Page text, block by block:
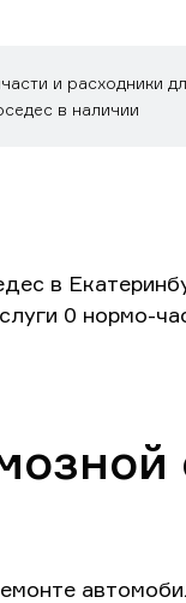
и расходники
в наличии
в
0 нормо-